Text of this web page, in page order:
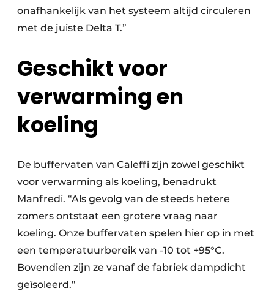
onafhankelijk van het systeem altijd circuleren
met de juiste Delta T.”
Geschikt voor
verwarming en
koeling
De buffervaten van Caleffi zijn zowel geschikt
voor verwarming als koeling, benadrukt
Manfredi. “Als gevolg van de steeds hetere
zomers ontstaat een grotere vraag naar
koeling. Onze buffervaten spelen hier op in met
een temperatuurbereik van -10 tot +95°C.
Bovendien zijn ze vanaf de fabriek dampdicht
geïsoleerd.”